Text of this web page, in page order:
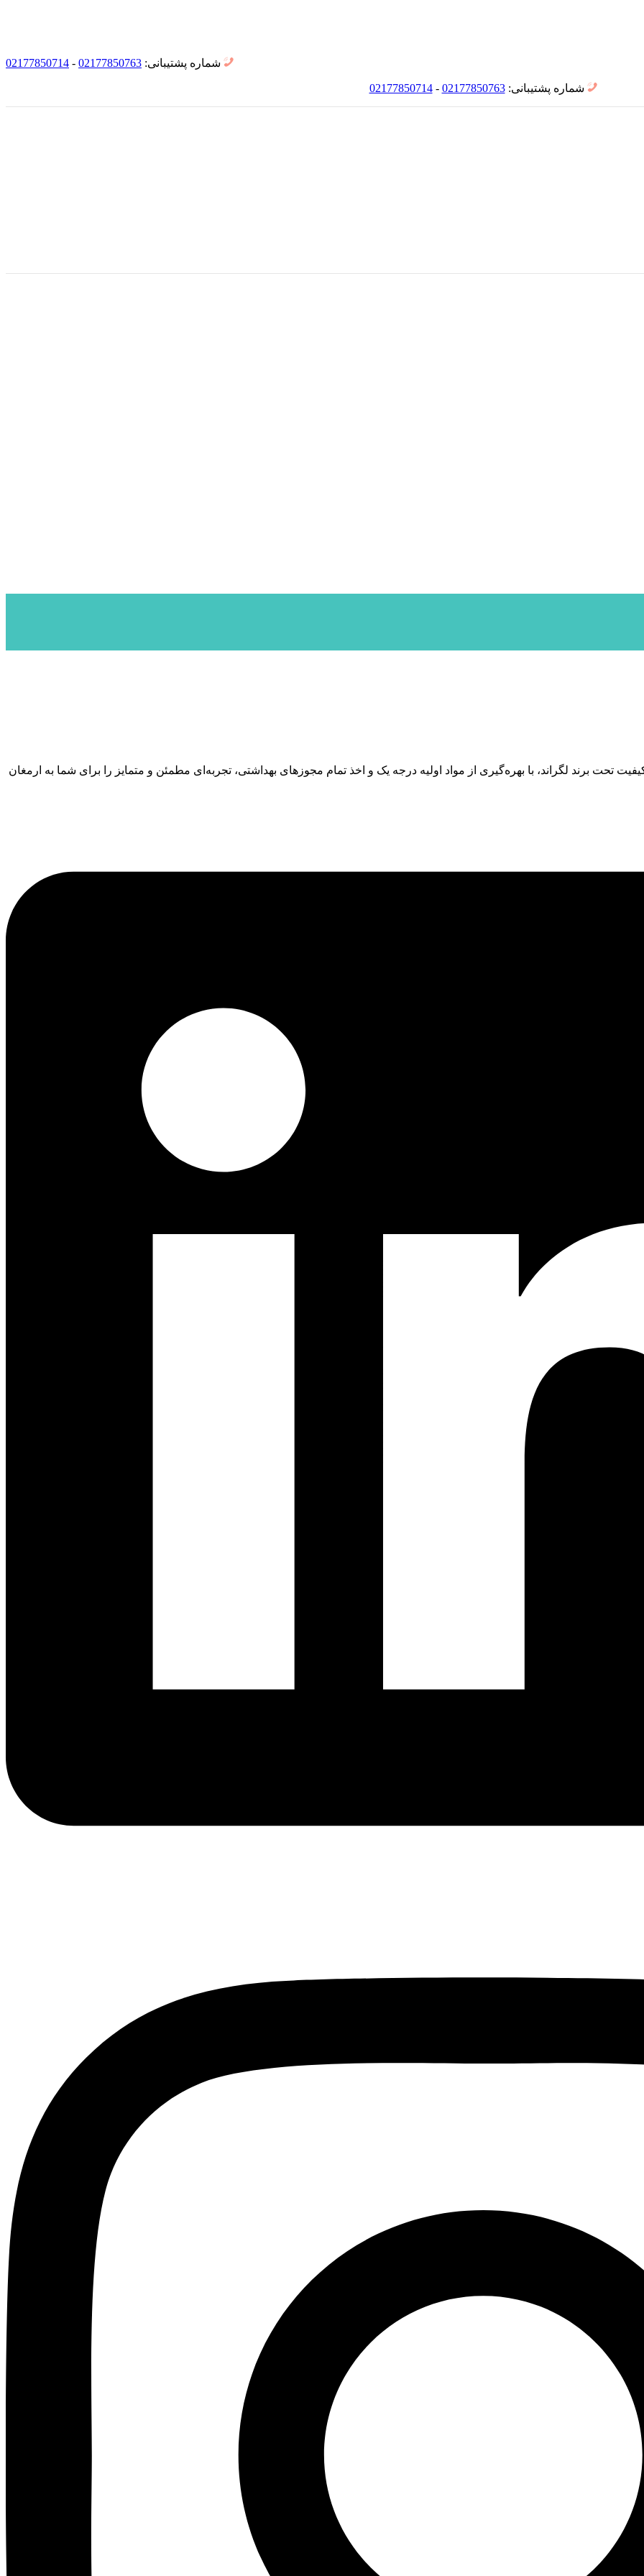
شماره پشتیبانی: 02177850763
-
02177850714
شماره پشتیبانی:02177850763
-
02177850714
تحت برند لگراند، با بهره‌گیری از مواد اولیه درجه یک و اخذ تمام مجوزهای بهداشتی، تجربه‌ای مطمئن و متمایز را برای شما به ارمغان